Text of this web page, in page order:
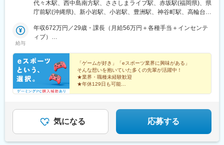
駅、醍醐駅(京都府)、六地蔵駅(京都市営)、洛西口駅、二条駅、五
条駅(京都市営)、上鳥羽口駅、貴船口駅、桃山駅、大池駅、中埠頭
駅、星の駅、岡本駅(兵庫県)、滝の茶屋駅、湊川公園駅、山陽天満
駅、旧居留地・大丸前駅、三木駅(神戸電鉄線)、本竜野駅、仁川
駅、伊保駅、加太駅(和歌山県)、学園都市駅、春日野道駅(阪神
学研奈良登美ケ丘駅、近江八幡駅、草津駅(滋賀県)、石山駅、近江
神宮前駅、南彦根駅、中松江駅、和歌山駅、紀ノ川駅、木太町
駅、新居浜駅、井口駅(広島県)、ししぶ駅、遠賀野駅、花畑駅、宇
美駅、行橋駅、赤間駅、西鉄柳川駅、筑前前原駅、蒲池駅(福岡
県)、飯塚駅、大保駅、笹原駅、瀬高駅、春日原駅、羽犬塚駅、上
県)、南大分駅、佐世保駅、諫早駅、幸駅、光の森駅、八代駅、鳥
栖駅、武雄温泉駅、宮崎駅、西都城駅、上塩屋駅、枕崎駅、国分
駅(鹿児島県)、香椎駅、今宿駅、次郎丸駅、茶山駅(福岡県)、赤嶺
駅、てだこ浦西駅、首里駅、中村公園駅、上飯田駅、浄心駅、覚
鹿児島、沖縄の各勤務先★全国から応募可能！★関東・関西のみ
ト！お住まい問わず、ご応募いただけます◎＼＼積極採用中！／
／★勤務地は希望を考慮し決定します。★転勤なし！★U・Iター
＞東京都豊島区東池袋3-7-9 AS ONE東池袋ビル7階＜名古屋支
社＞愛知県名古屋市中村区池町4－60－12 グローバルゲート12F
＜大阪支社＞大阪府大阪市淀川区西中島4-3-8 新大阪阪神ビル7
階＜福岡支社＞福岡県福岡市中央区大名２丁目 9-17 ARISTO大
名 3F＜沖縄支社＞沖縄県那覇市久茂地2丁目3-9 8階西
代々木駅、西中島南方駅、ささしまライブ駅、赤坂駅(福岡県)、県
庁前駅(沖縄県)、新小岩駅、小岩駅、豊洲駅、神谷町駅、高輪台
駅(舎人ライナー)、三鷹駅、恵比寿駅、広尾駅、渋谷駅、高田馬場
駅、四ツ谷駅、新宿三丁目駅、三軒茶屋駅、霞ケ関駅(東京都)、末
(東京都)、飯田橋駅、有楽町駅、綾瀬駅、北千住駅、上野御徒町
駅、蒲田駅、大森駅(東京都)、東銀座駅、日本橋駅(東京都)、三越
前駅、小伝馬町駅、八丁堀駅(東京都)、中野坂上駅、中野駅(東京
都)、町田駅、目黒駅、立会川駅、五反田駅、井の頭公園駅、都電
雑司ケ谷駅、赤羽駅、押上駅、錦糸町駅、中目黒駅、大崎駅、鶴
駅、屏風浦駅、金沢文庫駅、新羽駅、戸塚駅、上永谷駅、鶴ケ峰
駅、瀬谷駅、立場駅、青葉台駅、センター南駅、鹿島田駅、武蔵
小杉駅、武蔵溝ノ口駅、生田駅(神奈川県)、鷺沼駅、柿生駅、相模
給与
年収672万円／29歳・課長（月給56万円＋各種手当＋インセンテ
ィブ）
ィブ）
「ゲームが好き」「eスポーツ業界に興味がある」
そんな想いを抱いていた多くの先輩が活躍中！
★業界・職種未経験歓迎
★年休129日も可能
気になる 応募する